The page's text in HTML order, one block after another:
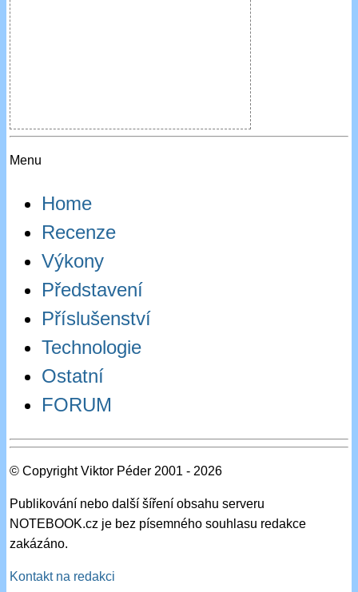
Menu
Home
Recenze
Výkony
Představení
Příslušenství
Technologie
Ostatní
FORUM
© Copyright Viktor Péder 2001 - 2026
Publikování nebo další šíření obsahu serveru
NOTEBOOK.cz je bez písemného souhlasu redakce
zakázáno.
Kontakt na redakci